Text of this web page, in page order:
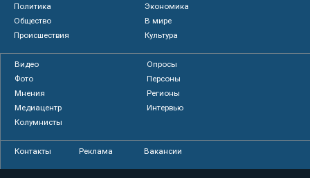
Политика
Экономика
Общество
В мире
Происшествия
Культура
Видео
Опросы
Фото
Персоны
Мнения
Регионы
Медиацентр
Интервью
Колумнисты
Контакты Реклама Вакансии